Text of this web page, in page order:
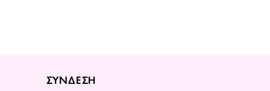
ΣΥΝΔΕΣΗ